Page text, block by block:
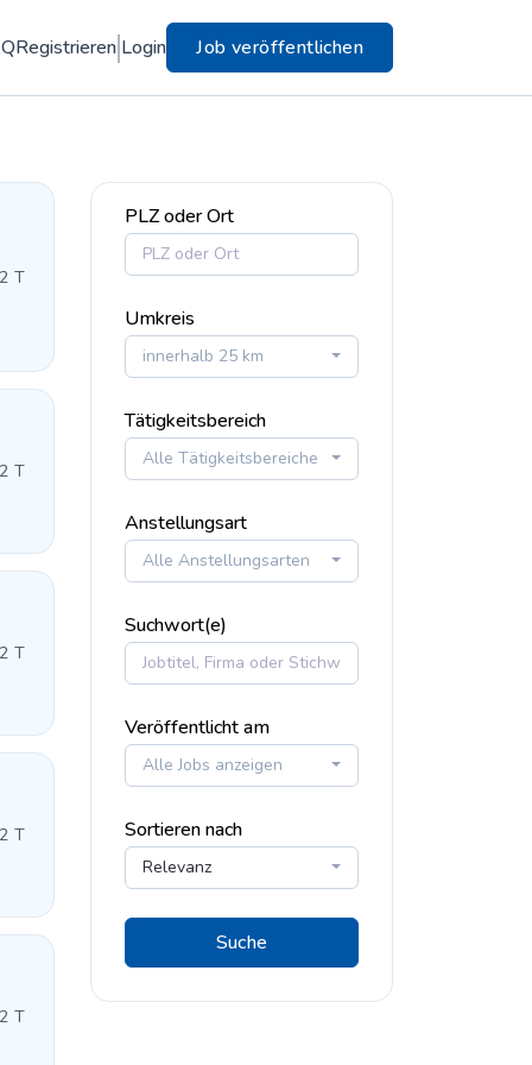
Registrieren Login Job veröffentlichen
T
T
T
T
T
PLZ oder Ort
Umkreis
innerhalb 25 km
Tätigkeitsbereich
Alle Tätigkeitsbereiche
Anstellungsart
Alle Anstellungsarten
Suchwort(e)
Veröffentlicht am
Alle Jobs anzeigen
Sortieren nach
Relevanz
Suche